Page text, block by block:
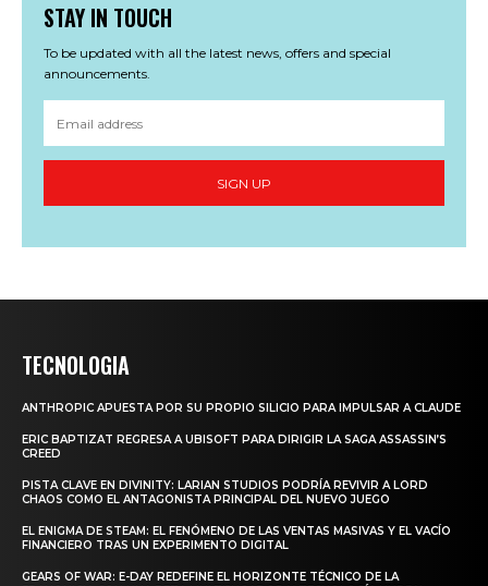
STAY IN TOUCH
To be updated with all the latest news, offers and special
announcements.
SIGN UP
TECNOLOGIA
ANTHROPIC APUESTA POR SU PROPIO SILICIO PARA IMPULSAR A CLAUDE
ERIC BAPTIZAT REGRESA A UBISOFT PARA DIRIGIR LA SAGA ASSASSIN’S
CREED
PISTA CLAVE EN DIVINITY: LARIAN STUDIOS PODRÍA REVIVIR A LORD
CHAOS COMO EL ANTAGONISTA PRINCIPAL DEL NUEVO JUEGO
EL ENIGMA DE STEAM: EL FENÓMENO DE LAS VENTAS MASIVAS Y EL VACÍO
FINANCIERO TRAS UN EXPERIMENTO DIGITAL
GEARS OF WAR: E-DAY REDEFINE EL HORIZONTE TÉCNICO DE LA